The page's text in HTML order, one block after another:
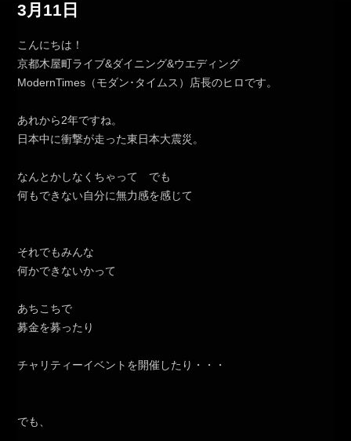
3月11日
こんにちは！
京都木屋町ライブ&ダイニング&ウエディング
ModernTimes（モダン･タイムス）店長のヒロです。
あれから2年ですね。
日本中に衝撃が走った東日本大震災。
なんとかしなくちゃって でも
何もできない自分に無力感を感じて
それでもみんな
何かできないかって
あちこちで
募金を募ったり
チャリティーイベントを開催したり・・・
でも、